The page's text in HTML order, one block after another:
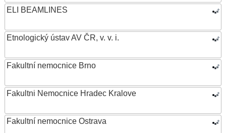
ELI BEAMLINES
Etnologický ústav AV ČR, v. v. i.
Fakultní nemocnice Brno
Fakultni Nemocnice Hradec Kralove
Fakultní nemocnice Ostrava